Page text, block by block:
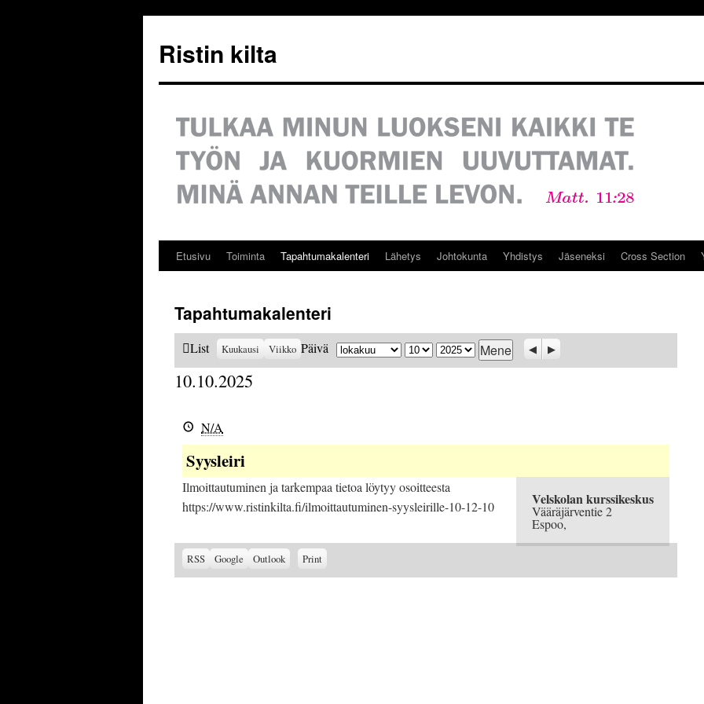
Ristin kilta
Etusivu Toiminta Tapahtumakalenteri Lähetys Johtokunta Yhdistys Jäseneksi Cross Section
Tapahtumakalenteri
View
as
List Kuukausi Viikko Päivä Kuukausi PäiväVuosi Previous
Seuraava
10.10.2025
N/A
Syysleiri
Velskolan kurssikeskus
Vääräjärventie 2
Espoo,
Ilmoittautuminen ja tarkempaa tietoa löytyy osoitteesta
https://www.ristinkilta.fi/ilmoittautuminen-syysleirille-10-12-10
RSS
Subscribe
Google
Subscribe
Outlook Print